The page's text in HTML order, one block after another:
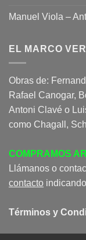
Manuel Viola –
EL MARCO
Obras de:
Rafael Canogar,
Antoni Clavé o
como Chagall,
COMPRAMOS
Llámanos o
contacto
Términos y